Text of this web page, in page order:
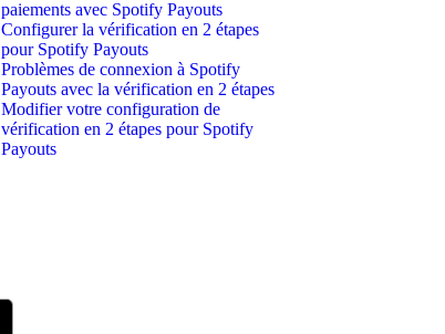
paiements avec Spotify Payouts
Configurer la vérification en 2 étapes
pour Spotify Payouts
Problèmes de connexion à Spotify
Payouts avec la vérification en 2 étapes
Modifier votre configuration de
vérification en 2 étapes pour Spotify
Payouts